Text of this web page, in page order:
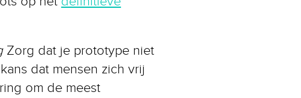
Zorg dat je prototype niet
dat mensen zich vrij
om de meest